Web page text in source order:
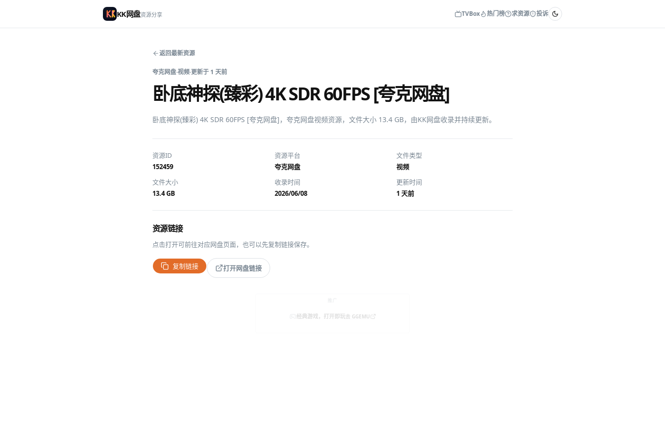
KK网盘资源分享 TVBox 热门榜 求资源 投诉
返回最新资源
夸克网盘·视频·更新于 1 天前
卧底神探(臻彩) 4K SDR 60FPS [夸克网盘]
卧底神探(臻彩) 4K SDR 60FPS [夸克网盘]，夸克网盘视频资源，文件大小 13.4 GB，由KK网盘收录并持续更新。
资源ID
152459
资源平台
夸克网盘
文件类型
视频
文件大小
13.4 GB
收录时间
2026/06/08
更新时间
1 天前
资源链接
点击打开可前往对应网盘页面，也可以先复制链接保存。
复制链接 打开网盘链接
经典游戏，打开即玩去 GGEMU